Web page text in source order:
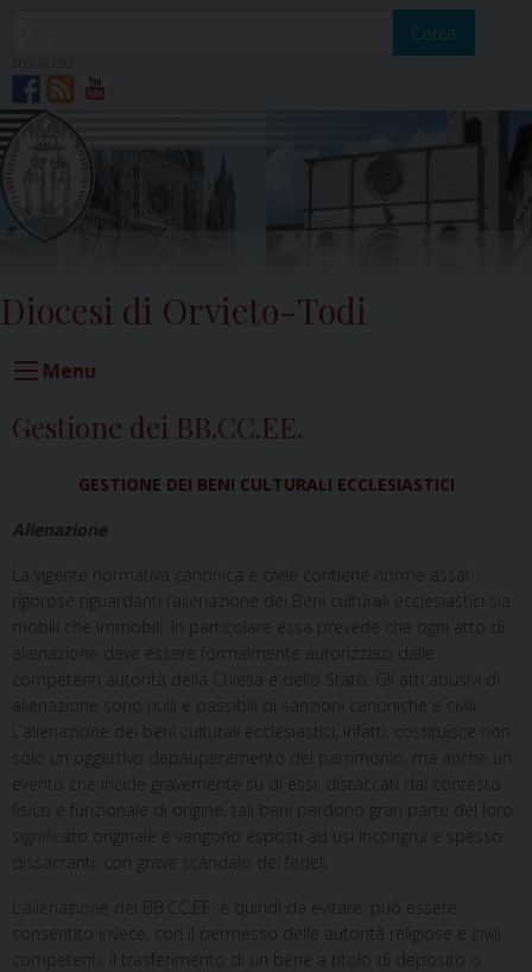
Cerca
Diocesi di Orvieto-Todi
Menu
Gestione dei BB.CC.EE.
GESTIONE DEI BENI CULTURALI ECCLESIASTICI
Alienazione
La vigente normativa canonica e civile contiene norme assai
rigorose riguardanti l’alienazione dei Beni culturali ecclesiastici sia
mobili che immobili. In particolare essa prevede che ogni atto di
alienazione deve essere formalmente autorizzato dalle
competenti autorità della Chiesa e dello Stato. Gli atti abusivi di
alienazione sono nulli e passibili di sanzioni canoniche e civili.
L’alienazione dei beni culturali ecclesiastici, infatti, costituisce non
solo un oggettivo depauperamento del patrimonio, ma anche un
evento che incide gravemente su di essi: distaccati dal contesto
fisico e funzionale di origine, tali beni perdono gran parte del loro
significato originale e vengono esposti ad usi incongrui e spesso
dissacranti, con grave scandalo dei fedeli.
L’alienazione dei BB.CC.EE. è quindi da evitare; può essere
consentito invece, con il permesso delle autorità religiose e civili
competenti, il trasferimento di un bene a titolo di deposito o